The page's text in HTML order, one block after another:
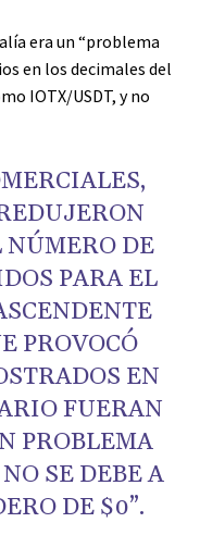
era un “problema
en los decimales del
IOTX/USDT, y no
DE
PARA EL
PROVOCÓ
EN
FUERAN
PROBLEMA
SE DEBE A
DE $0”.